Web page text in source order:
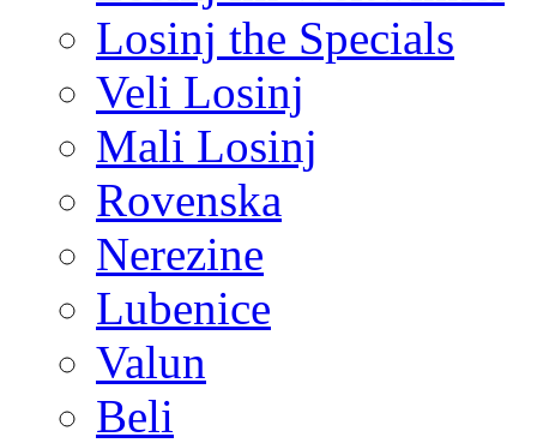
Losinj the Specials
Veli Losinj
Mali Losinj
Rovenska
Nerezine
Lubenice
Valun
Beli